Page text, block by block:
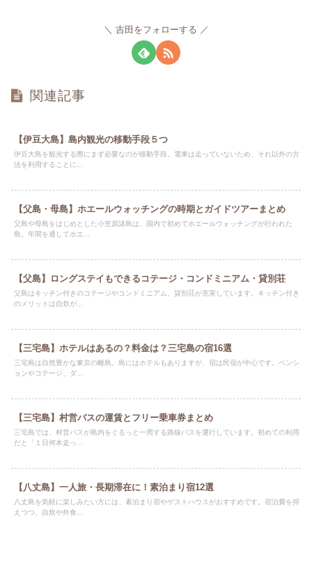
吉田をフォローする
関連記事
【伊豆大島】島内観光の移動手段５つ
伊豆大島を観光する際にまず必要なのが移動手段。電車は走っていないため、それ以外の方
法を利用することに...
【父島・母島】ホエールウォッチングの時期とガイドツアーまとめ
父島や母島をはじめとした小笠原諸島は、国内で初めてホエールウォッチングが行われた
島。年間を通してホエ...
【父島】ロングステイもできるコテージ・コンドミニアム・貸別荘
父島はキッチン付きのコテージやコンドミニアム、貸別荘が充実しています。キッチン付き
のメリットは自炊が...
【三宅島】ホテルはあるの？料金は？三宅島の宿16選
三宅島は自然豊かな東京の離島。島にはホテルもありますが、宿は民宿が中心です。ペンシ
ョンやコテージ、ダ...
【三宅島】村営バスの運賃とフリー乗車券まとめ
三宅島では、村営バスが島内をぐるっと一周する路線バスを運行しています。初めての利用
だと「１日何本走っ...
【八丈島】一人旅・長期滞在に！素泊まり宿12選
八丈島を気軽に楽しみたい方には、素泊まり宿やゲストハウスがおすすめです。宿泊費を抑
えつつ、自炊や外食...